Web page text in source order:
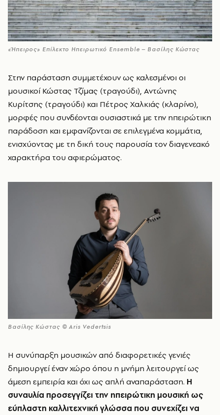
«Ήπειρος» Επίλεκτο Ηπειρωτικό Ensemble – Βασίλης Κώστας
Στην παράσταση συμμετέχουν ως καλεσμένοι οι
μουσικοί Κώστας Τζίμας (τραγούδι), Αντώνης
Κυρίτσης (τραγούδι) και Πέτρος Χαλκιάς (κλαρίνο),
μορφές που συνδέονται ουσιαστικά με την ηπειρώτικη
παράδοση και εμφανίζονται σε επιλεγμένα κομμάτια,
ενισχύοντας με τη δική τους παρουσία τον διαγενεακό
χαρακτήρα του αφιερώματος.
Βασίλης Κώστας © Aris Vedertsis
Η συνύπαρξη μουσικών από διαφορετικές γενιές
δημιουργεί έναν χώρο όπου η μνήμη λειτουργεί ως
άμεση εμπειρία και όχι ως απλή αναπαράσταση. Η
συναυλία προσεγγίζει την ηπειρώτικη μουσική ως
εύπλαστη καλλιτεχνική γλώσσα που συνεχίζει να